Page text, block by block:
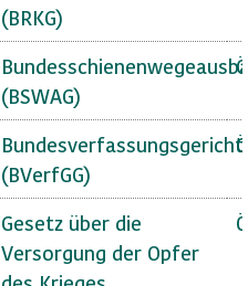
(BRKG)
(BSWAG)
(BVerfGG)
Gesetz über die
Versorgung der Opfer